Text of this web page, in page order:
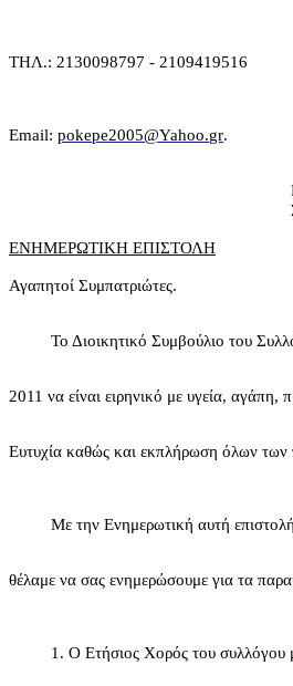
ΤΗΛ.: 2130098797 - 2109419516
Email: pokepe2005@Yahoo.gr.
ΕΝΗΜΕΡΩΤΙΚΗ ΕΠΙΣΤΟΛΗ
Αγαπητοί Συμπατριώτες.
Το Διοικητικό Συμβούλιο του
2011 να είναι ειρηνικό με υγεία, αγάπη,
Ευτυχία καθώς και εκπλήρωση όλων των
Με την Ενημερωτική αυτή
θέλαμε να σας ενημερώσουμε για τα
1. Ο Ετήσιος Χορός του συλλόγου